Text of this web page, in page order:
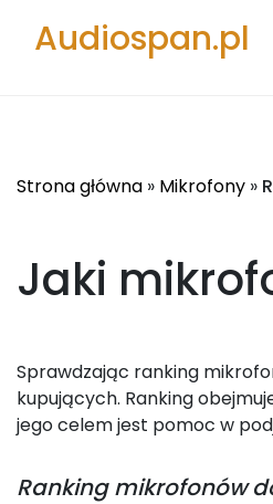
Audiospan.pl
Strona główna » Mikrofony »
Jaki
Sprawdzając ranking
kupujących. Ranking
jego celem jest pomoc w
Rankingmikrofonów